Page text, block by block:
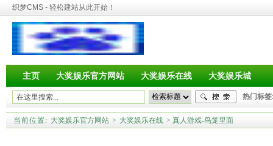
织梦CMS - 轻松建站从此开始！
主页 大奖娱乐官方网站 大奖娱乐在线 大奖娱乐城
热门标
当前位置: 大奖娱乐官方网站 > 大奖娱乐在线 > 真人游戏-鸟笼里面